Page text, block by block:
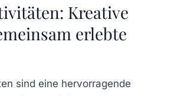
Kreative
erlebte
sind eine hervorragende